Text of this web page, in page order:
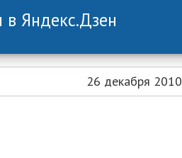
Яндекс.Дзен
26 декабря 2010